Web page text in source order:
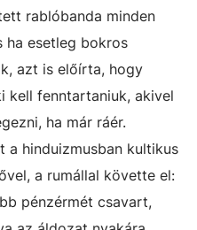
rablóbanda minden
ha esetleg bokros
azt is előírta, hogy
kell fenntartaniuk, akivel
ha már ráér.
a hinduizmusban kultikus
a rumállal követte el:
pénzérmét csavart,